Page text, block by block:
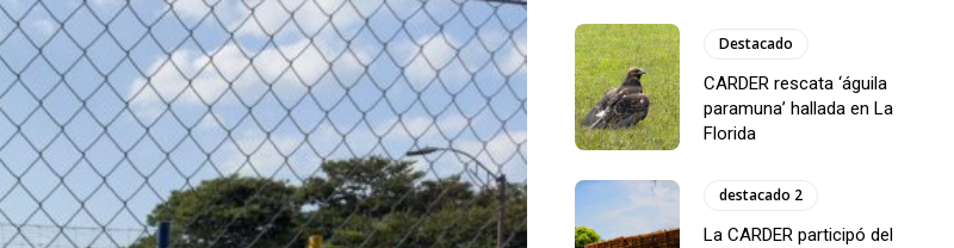
Destacado
CARDER rescata ‘águila
paramuna’ hallada en La
Florida
destacado 2
La CARDER participó del